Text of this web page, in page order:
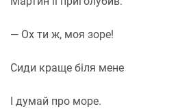
— Ох ти ж, моя зоре!
Сиди краще біля мене
І думай про море.